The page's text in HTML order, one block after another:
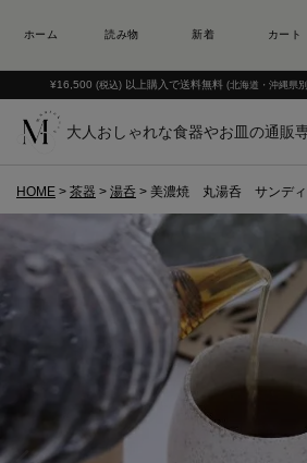
¥16,500 (税込) 以上購入で送料無料 (北海道・沖縄県
大人おしゃれな食器やお皿の通販
HOME 茶器 湯呑 美濃焼 丸湯呑 サンディ